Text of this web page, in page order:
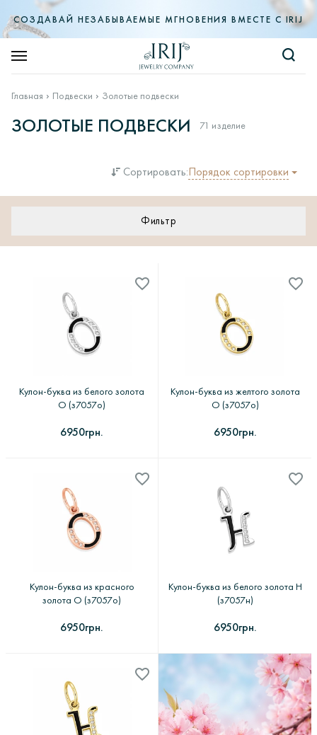
СОЗДАВАЙ НЕЗАБЫВАЕМЫЕ МГНОВЕНИЯ ВМЕСТЕ С IRIJ
Главная Подвески Золотые подвески
ЗОЛОТЫЕ ПОДВЕСКИ 71 изделие
Сортировать:Порядок сортировки
Фильтр
Металл
Все фильтры
Кулон-буква из белого золота
О (з7057о)
6950грн.
Кулон-буква из желтого золота
О (з7057о)
6950грн.
Кулон-буква из красного
золота О (з7057о)
6950грн.
Кулон-буква из белого золота Н
(з7057н)
6950грн.